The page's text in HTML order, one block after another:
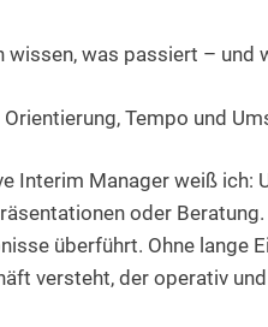
was passiert – und
Tempo und
Interim Manager weiß ich:
oder
überführt. Ohne lange
versteht, der operativ